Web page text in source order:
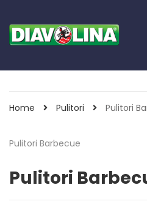
Home Pulitori Pulitori
Pulitori Barbecue
Pulitori